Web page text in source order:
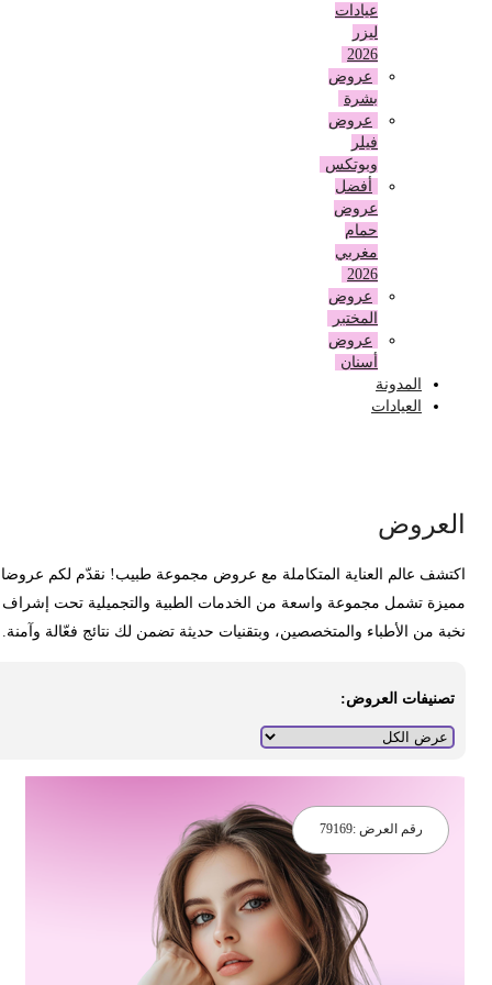
عيادات
عروض
بشرة
عروض
وبوتكس
أفضل
عروض
حمام
مغربي
عروض
المختبر
عروض
أسنان
المدونة
العيادات
عالم العناية المتكاملة مع عروض مجموعة طبيب! نقدّم لكم عروضا
تشمل مجموعة واسعة من الخدمات الطبية والتجميلية تحت إشراف
من الأطباء والمتخصصين، وبتقنيات حديثة تضمن لك نتائج فعّالة وآمنة.
تصنيفات العروض:
رقم العرض :79169